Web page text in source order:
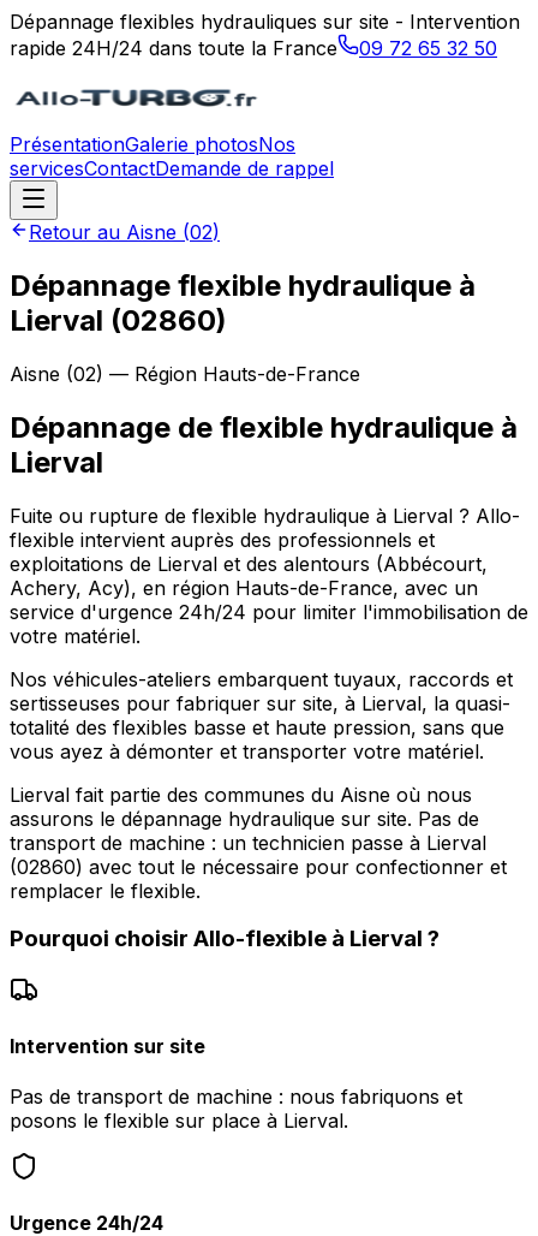
Dépannage flexibles hydrauliques sur site - Intervention
rapide 24H/24 dans toute la France
09 72 65 32 50
PrésentationGalerie photosNos
servicesContactDemande de rappel
Retour au Aisne (02)
Dépannage flexible hydraulique à
Lierval (02860)
Aisne (02) — Région Hauts-de-France
Dépannage de flexible hydraulique à
Lierval
Fuite ou rupture de flexible hydraulique à Lierval ? Allo-
flexible intervient auprès des professionnels et
exploitations de Lierval et des alentours (Abbécourt,
Achery, Acy), en région Hauts-de-France, avec un
service d'urgence 24h/24 pour limiter l'immobilisation de
votre matériel.
Nos véhicules-ateliers embarquent tuyaux, raccords et
sertisseuses pour fabriquer sur site, à Lierval, la quasi-
totalité des flexibles basse et haute pression, sans que
vous ayez à démonter et transporter votre matériel.
Lierval fait partie des communes du Aisne où nous
assurons le dépannage hydraulique sur site. Pas de
transport de machine : un technicien passe à Lierval
(02860) avec tout le nécessaire pour confectionner et
remplacer le flexible.
Pourquoi choisir Allo-flexible à Lierval ?
Intervention sur site
Pas de transport de machine : nous fabriquons et
posons le flexible sur place à Lierval.
Urgence 24h/24